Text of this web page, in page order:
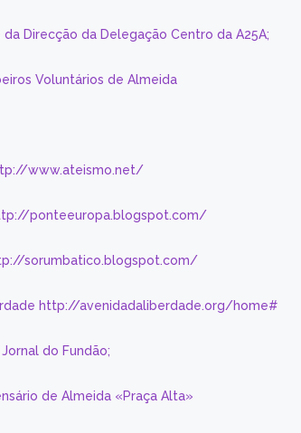
Direcção da Delegação Centro da A25A;
Voluntários de Almeida
www.ateismo.net/
ponteeuropa.blogspot.com/
sorumbatico.blogspot.com/
http://avenidadaliberdade.org/home#
do Fundão;
de Almeida «Praça Alta»